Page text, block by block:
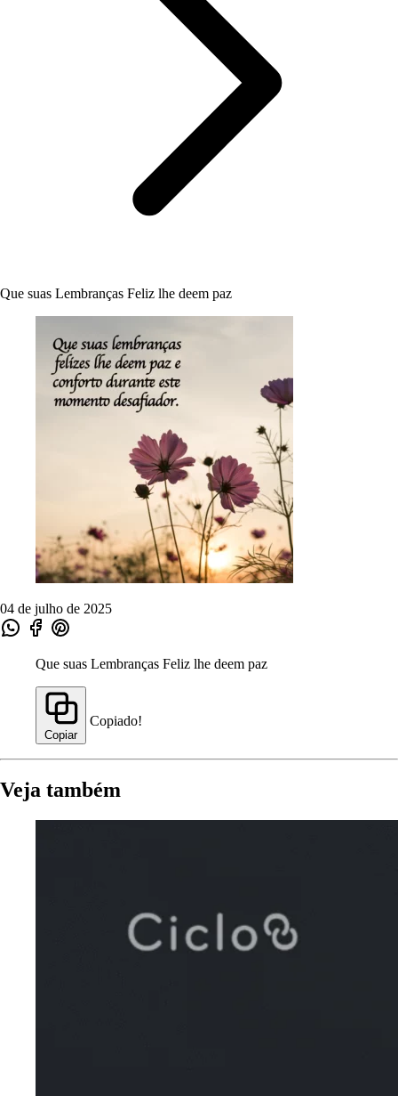
Que suas Lembranças Feliz lhe deem paz
04 de julho de 2025
Que suas Lembranças Feliz lhe deem paz
Copiar
Copiado!
Veja também